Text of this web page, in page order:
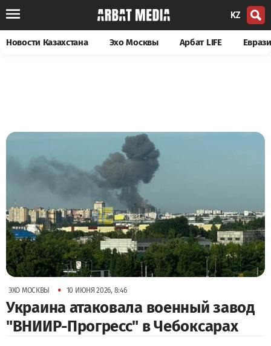
KZ
Новости Казахстана Эхо Москвы Арбат LIFE
ЭХО МОСКВЫ • 10 ИЮНЯ 2026, 8:46
Украина атаковала военный завод
"ВНИИР-Прогресс" в Чебоксарах